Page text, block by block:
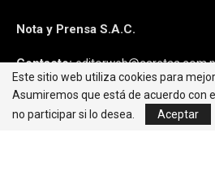
Nota y Prensa S.A.C.
Contacto:
Síguenos:
Este sitio web utiliza cookies para
Asumiremos que está de acuerdo con
no participar si lo desea.
Aceptar